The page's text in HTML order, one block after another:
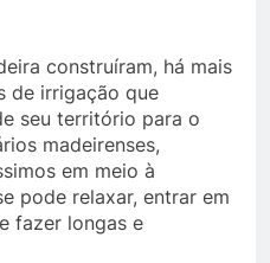
construíram, há mais
de irrigação que
seu território para o
madeirenses,
em meio à
pode relaxar, entrar em
fazer longas e